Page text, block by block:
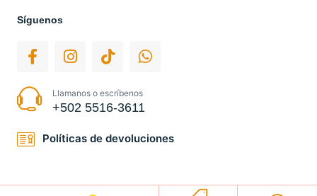
Síguenos
Llamanos o escríbenos
+502 5516-3611
Políticas de devoluciones